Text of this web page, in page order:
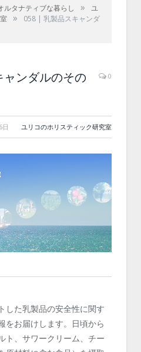
ルタナティブな暮らし »
ユ
»
058 | 乳製品スキャンダ
ャンダルのその
0
日 ユリコのホリスティック研究室
した乳製品の安全性に関す
をお届けします。日頃から
ト、サワークリーム、チー